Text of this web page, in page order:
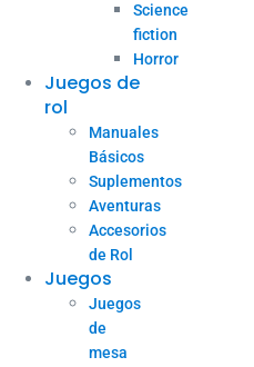
Science
fiction
Horror
Juegos de
rol
Manuales
Básicos
Suplementos
Aventuras
Accesorios
de Rol
Juegos
Juegos
de
mesa